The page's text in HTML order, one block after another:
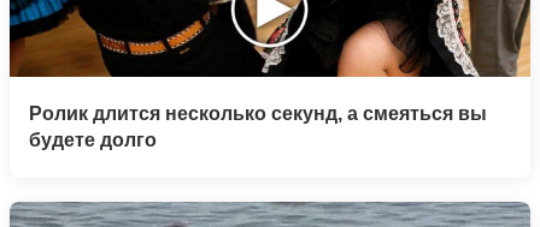
Ролик длится несколько секунд, а смеяться вы
будете долго